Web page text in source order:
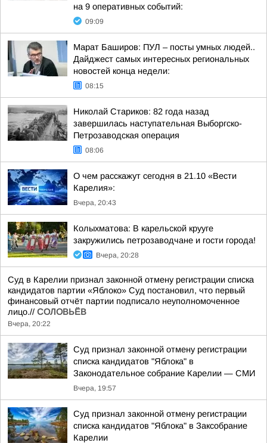
на 9 оперативных событий:
09:09
Марат Баширов: ПУЛ – посты умных людей..
Дайджест самых интересных региональных
новостей конца недели:
08:15
Николай Стариков: 82 года назад
завершилась наступательная Выборгско-
Петрозаводская операция
08:06
О чем расскажут сегодня в 21.10 «Вести
Карелия»:
Вчера, 20:43
Колыхматова: В карельской крууге
закружились петрозаводчане и гости города!
Вчера, 20:28
Суд в Карелии признал законной отмену регистрации списка
кандидатов партии «Яблоко» Суд постановил, что первый
финансовый отчёт партии подписало неуполномоченное
лицо.// СОЛОВЬЁВ
Вчера, 20:22
Суд признал законной отмену регистрации
списка кандидатов "Яблока" в
Законодательное собрание Карелии — СМИ
Вчера, 19:57
Суд признал законной отмену регистрации
списка кандидатов "Яблока" в Заксобрание
Карелии